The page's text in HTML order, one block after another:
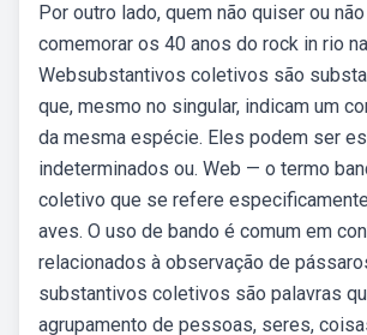
Por outro lado, quem não quiser ou
comemorar os 40 anos do rock in rio
Websubstantivos coletivos são
que, mesmo no singular, indicam um
da mesma espécie. Eles podem ser
indeterminados ou. Web — o termo
coletivo que se refere
aves. O uso de bando é comum em
relacionados à observação de
substantivos coletivos são palavras
agrupamento de pessoas, seres,